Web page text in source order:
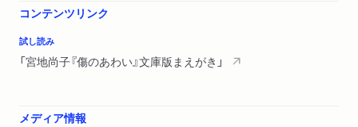
コンテンツリンク
試し読み
「宮地尚子『傷のあわい』文庫版まえがき」
メディア情報